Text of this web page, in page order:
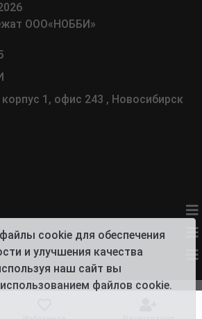
ООО«НОББИ»
1, офис 243 , Новосибирск
cookie для обеспечения
и улучшения качества
наш сайт вы
файлов cookie.